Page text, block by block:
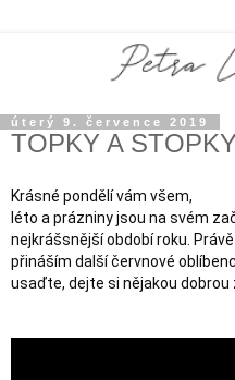
úterý 9. července 2019
TOPKY A
Krásné pondělí vám všem,
léto a prázniny jsou na svém
nejkrášsnější období roku.
přináším další červnové